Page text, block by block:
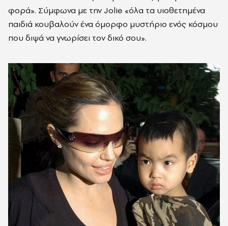
φορά». Σύμφωνα με την Jolie «όλα τα υιοθετημένα
παιδιά κουβαλούν ένα όμορφο μυστήριο ενός κόσμου
που διψά να γνωρίσει τον δικό σου».